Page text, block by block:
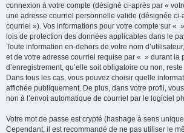
connexion à votre compte (désigné ci-après par «
une adresse courriel personnelle valide (désignée ci-
courriel »). Vos informations pour votre compte sur «
lois de protection des données applicables dans le
Toute information en-dehors de votre nom
et de votre adresse courriel requise par « » durant la
d’enregistrement, qu’elle soit obligatoire ou non,
Dans tous les cas, vous pouvez choisir quelle
affichée publiquement. De plus, dans votre profil,
non à l’envoi automatique de courriel par le logiciel
Votre mot de passe est crypté (hashage à sens
Cependant, il est recommandé de ne pas utiliser le